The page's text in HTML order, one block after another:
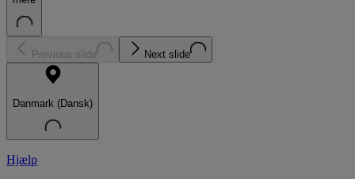
Previous slide Next slide
Danmark (Dansk)
Hjælp